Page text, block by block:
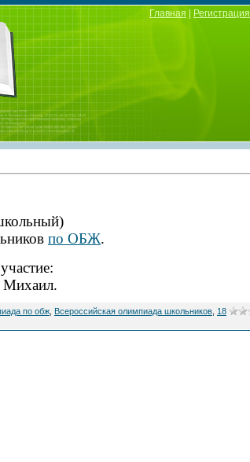
Главная Регистрация
по ОБЖ.
Михаил.
по обж Всероссийская олимпиада школьников 18